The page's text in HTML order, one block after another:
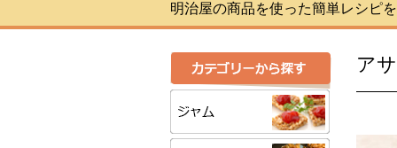
明治屋の商品を使った簡単レシピ
ア